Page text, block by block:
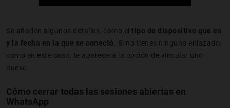
Se añaden algunos detalles, como el tipo de dispositivo que es
y la fecha en la que se conectó. Si no tienes ninguno enlazado,
como en este caso, te aparecerá la opción de vincular uno
nuevo.
Cómo cerrar todas las sesiones abiertas en
WhatsApp